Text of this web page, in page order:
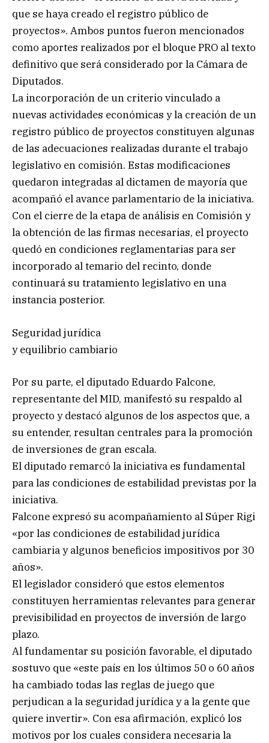
que se haya creado el registro público de
proyectos». Ambos puntos fueron mencionados
como aportes realizados por el bloque PRO al texto
definitivo que será considerado por la Cámara de
Diputados.
La incorporación de un criterio vinculado a
nuevas actividades económicas y la creación de un
registro público de proyectos constituyen algunas
de las adecuaciones realizadas durante el trabajo
legislativo en comisión. Estas modificaciones
quedaron integradas al dictamen de mayoría que
acompañó el avance parlamentario de la iniciativa.
Con el cierre de la etapa de análisis en Comisión y
la obtención de las firmas necesarias, el proyecto
quedó en condiciones reglamentarias para ser
incorporado al temario del recinto, donde
continuará su tratamiento legislativo en una
instancia posterior.
Seguridad jurídica
y equilibrio cambiario
Por su parte, el diputado Eduardo Falcone,
representante del MID, manifestó su respaldo al
proyecto y destacó algunos de los aspectos que, a
su entender, resultan centrales para la promoción
de inversiones de gran escala.
El diputado remarcó la iniciativa es fundamental
para las condiciones de estabilidad previstas por la
iniciativa.
Falcone expresó su acompañamiento al Súper Rigi
«por las condiciones de estabilidad jurídica
cambiaria y algunos beneficios impositivos por 30
años».
El legislador consideró que estos elementos
constituyen herramientas relevantes para generar
previsibilidad en proyectos de inversión de largo
plazo.
Al fundamentar su posición favorable, el diputado
sostuvo que «este país en los últimos 50 o 60 años
ha cambiado todas las reglas de juego que
perjudican a la seguridad jurídica y a la gente que
quiere invertir». Con esa afirmación, explicó los
motivos por los cuales considera necesaria la